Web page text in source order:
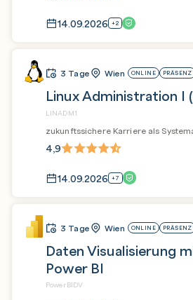
14.09.2026 +2
3 Tage Wien ONLINE PRÄSENZ
Linux Administration I
LINADM1
zukunftssichere Karriere als
4,9
14.09.2026 +7
3 Tage Wien ONLINE PRÄSENZ
Daten Visualisierung
Power BI
PowerBIDV